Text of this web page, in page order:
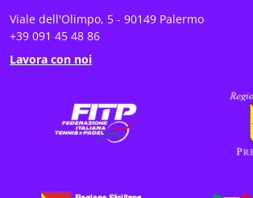
Viale dell'Olimpo, 5 - 90149 Palermo
+39 091 45 48 86
Lavora con noi